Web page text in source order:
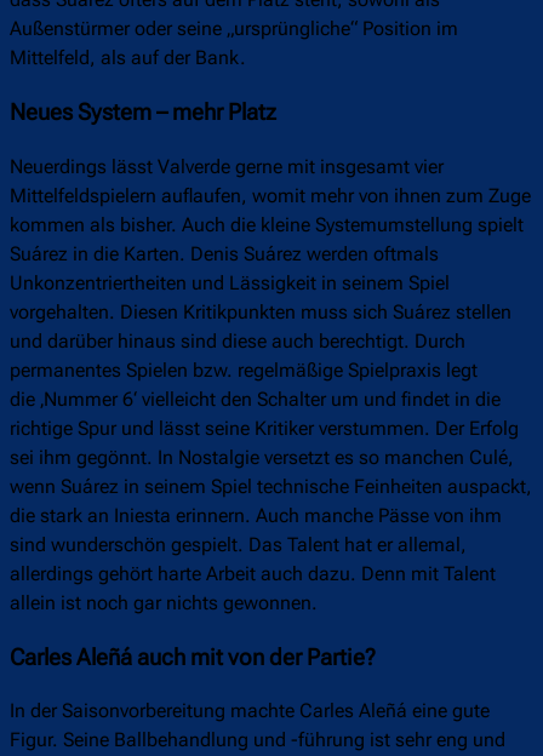
Außenstürmer oder seine „ursprüngliche“ Position im
Mittelfeld, als auf der Bank.
Neues System – mehr Platz
Neuerdings lässt Valverde gerne mit insgesamt vier
Mittelfeldspielern auflaufen, womit mehr von ihnen zum Zuge
kommen als bisher. Auch die kleine Systemumstellung spielt
Suárez in die Karten. Denis Suárez werden oftmals
Unkonzentriertheiten und Lässigkeit in seinem Spiel
vorgehalten. Diesen Kritikpunkten muss sich Suárez stellen
und darüber hinaus sind diese auch berechtigt. Durch
permanentes Spielen bzw. regelmäßige Spielpraxis legt
die ‚Nummer 6‘ vielleicht den Schalter um und findet in die
richtige Spur und lässt seine Kritiker verstummen. Der Erfolg
sei ihm gegönnt. In Nostalgie versetzt es so manchen Culé,
wenn Suárez in seinem Spiel technische Feinheiten auspackt,
die stark an Iniesta erinnern. Auch manche Pässe von ihm
sind wunderschön gespielt. Das Talent hat er allemal,
allerdings gehört harte Arbeit auch dazu. Denn mit Talent
allein ist noch gar nichts gewonnen.
Carles Aleñá auch mit von der Partie?
In der Saisonvorbereitung machte Carles Aleñá eine gute
Figur. Seine Ballbehandlung und -führung ist sehr eng und